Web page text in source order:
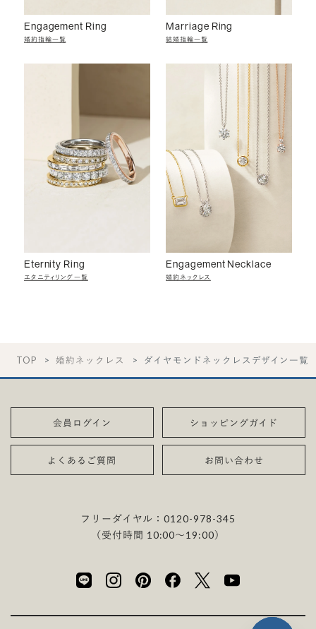
Engagement Ring
婚約指輪一覧
Marriage Ring
結婚指輪一覧
Eternity Ring
エタニティリング一覧
Engagement Necklace
婚約ネックレス
TOP 婚約ネックレス ダイヤモンドネックレスデザイン一覧
会員ログイン ショッピングガイド
よくあるご質問 お問い合わせ
フリーダイヤル：0120-978-345
（受付時間 10:00〜19:00）